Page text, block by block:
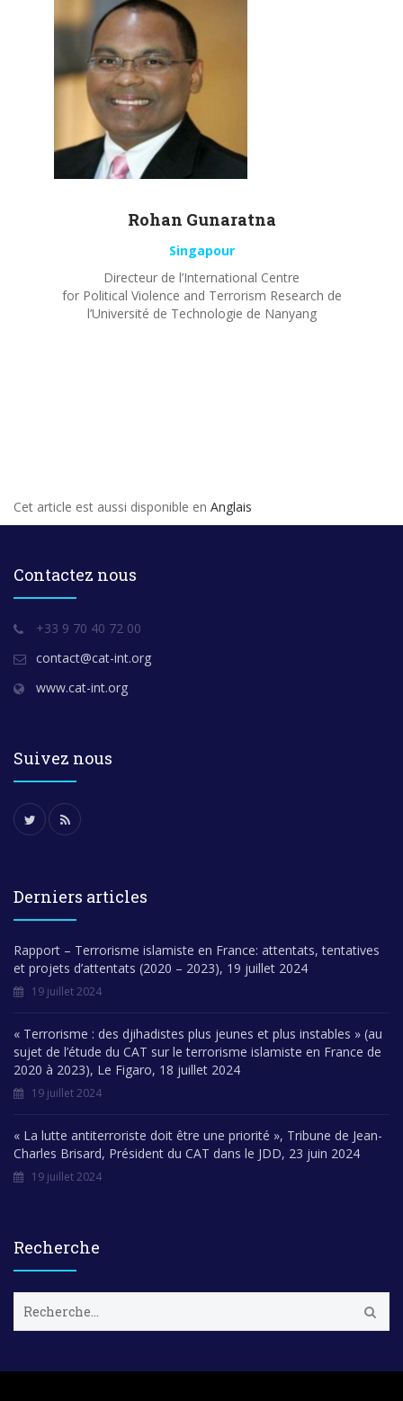
Rohan Gunaratna
Singapour
Directeur de l’International Centre
for Political Violence and Terrorism Research de
l’Université de Technologie de Nanyang
Cet article est aussi disponible en Anglais
Contactez nous
+33 9 70 40 72 00
contact@cat-int.org
www.cat-int.org
Suivez nous
Derniers articles
Rapport – Terrorisme islamiste en France: attentats, tentatives
et projets d’attentats (2020 – 2023), 19 juillet 2024
19 juillet 2024
« Terrorisme : des djihadistes plus jeunes et plus instables » (au
sujet de l’étude du CAT sur le terrorisme islamiste en France de
2020 à 2023), Le Figaro, 18 juillet 2024
19 juillet 2024
« La lutte antiterroriste doit être une priorité », Tribune de Jean-
Charles Brisard, Président du CAT dans le JDD, 23 juin 2024
19 juillet 2024
Recherche
c
e